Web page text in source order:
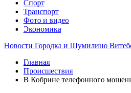
Спорт
Транспорт
Фото и видео
Экономика
Новости Городка и Шумилино
Главная
Происшествия
В Кобрине телефонного